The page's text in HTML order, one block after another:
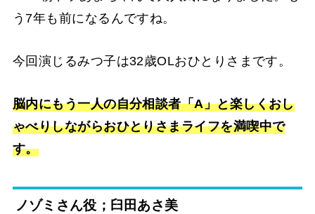
う7年も前になるんですね。
今回演じるみつ子は32歳OLおひとりさまです。
脳内にもう一人の自分相談者「A」と楽しくおし
ゃべりしながらおひとりさまライフを満喫中で
す。
ノゾミさん役；臼田あさ美